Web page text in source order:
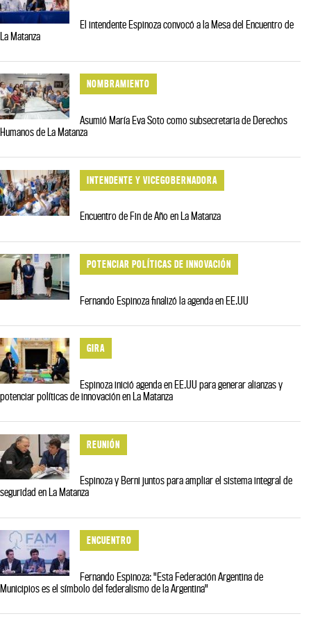
El intendente Espinoza convocó a la Mesa del Encuentro de
La Matanza
NOMBRAMIENTO
Asumió María Eva Soto como subsecretaria de Derechos
Humanos de La Matanza
INTENDENTE Y VICEGOBERNADORA
Encuentro de Fin de Año en La Matanza
POTENCIAR POLÍTICAS DE INNOVACIÓN
Fernando Espinoza finalizó la agenda en EE.UU
GIRA
Espinoza inició agenda en EE.UU para generar alianzas y
potenciar políticas de innovación en La Matanza
REUNIÓN
Espinoza y Berni juntos para ampliar el sistema integral de
seguridad en La Matanza
ENCUENTRO
Fernando Espinoza: "Esta Federación Argentina de
Municipios es el símbolo del federalismo de la Argentina"